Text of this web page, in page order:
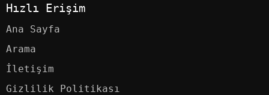
Hızlı Erişim
Ana Sayfa
Arama
İletişim
Gizlilik Politikası